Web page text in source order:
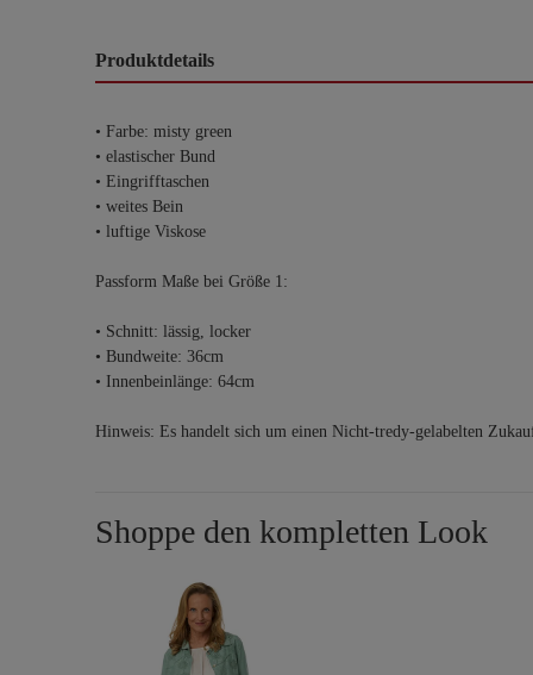
Produktdetails
• Farbe: misty green
• elastischer Bund
• Eingrifftaschen
• weites Bein
• luftige Viskose
Passform Maße bei Größe 1:
• Schnitt: lässig, locker
• Bundweite: 36cm
• Innenbeinlänge: 64cm
Hinweis: Es handelt sich um einen Nicht-tredy-gelabelten
Shoppe den kompletten Look